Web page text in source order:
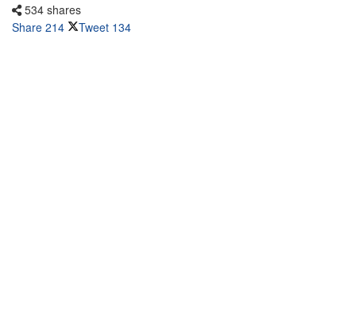
534 shares
Share 214 Tweet 134